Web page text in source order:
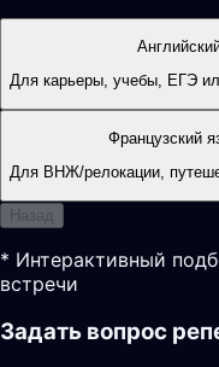
Для карьеры, учебы, ЕГЭ
Французский
Для ВНЖ/релокации,
Назад
* Интерактивный
встречи
Задать вопрос